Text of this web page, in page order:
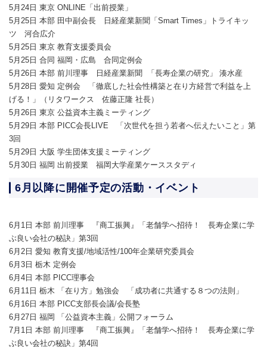
5月24日 東京 ONLINE「出前授業」
5月25日 本部 田中副会長 日経産業新聞「Smart Times」トライキッ
ツ 河合広介
5月25日 東京 教育支援委員会
5月25日 合同 福岡・広島 合同定例会
5月26日 本部 前川理事 日経産業新聞 「長寿企業の研究」 湊水産
5月28日 愛知 定例会 「徹底した社会性構築と在り方経営で利益を上
げる！」（リタワークス 佐藤正隆 社長）
5月26日 東京 公益資本主義ミーティング
5月29日 本部 PICC会長LIVE 「次世代を担う若者へ伝えたいこと」第
3回
5月29日 大阪 学生団体支援ミーティング
5月30日 福岡 出前授業 福岡大学産業ケーススタディ
6月以降に開催予定の活動・イベント
6月1日 本部 前川理事 『商工振興』「老舗学へ招待！ 長寿企業に学
ぶ良い会社の秘訣」第3回
6月2日 愛知 教育支援/地域活性/100年企業研究委員会
6月3日 栃木 定例会
6月4日 本部 PICC理事会
6月11日 栃木 「在り方」勉強会 「成功者に共通する８つの法則」
6月16日 本部 PICC支部長会議/会長塾
6月27日 福岡 「公益資本主義」公開フォーラム
7月1日 本部 前川理事 『商工振興』「老舗学へ招待！ 長寿企業に学
ぶ良い会社の秘訣」第4回